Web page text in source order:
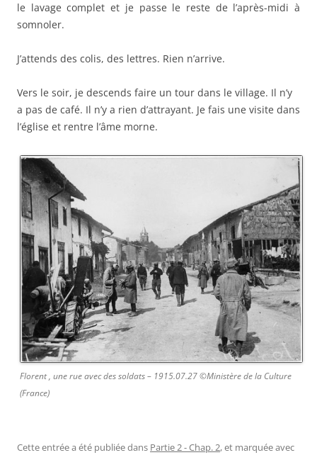
le lavage complet et je passe le reste de l’après-midi à
somnoler.
J’attends des colis, des lettres. Rien n’arrive.
Vers le soir, je descends faire un tour dans le village. Il n’y
a pas de café. Il n’y a rien d’attrayant. Je fais une visite dans
l’église et rentre l’âme morne.
Florent , une rue avec des soldats – 1915.07.27 ©Ministère de la Culture
(France)
Cette entrée a été publiée dans Partie 2 - Chap. 2, et marquée avec